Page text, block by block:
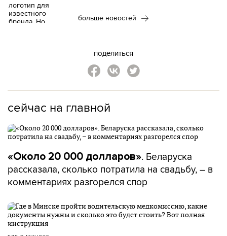
больше новостей
поделиться
сейчас на главной
«Около 20 000 долларов». Беларуска
рассказала, сколько потратила на свадьбу, – в
комментариях разгорелся спор